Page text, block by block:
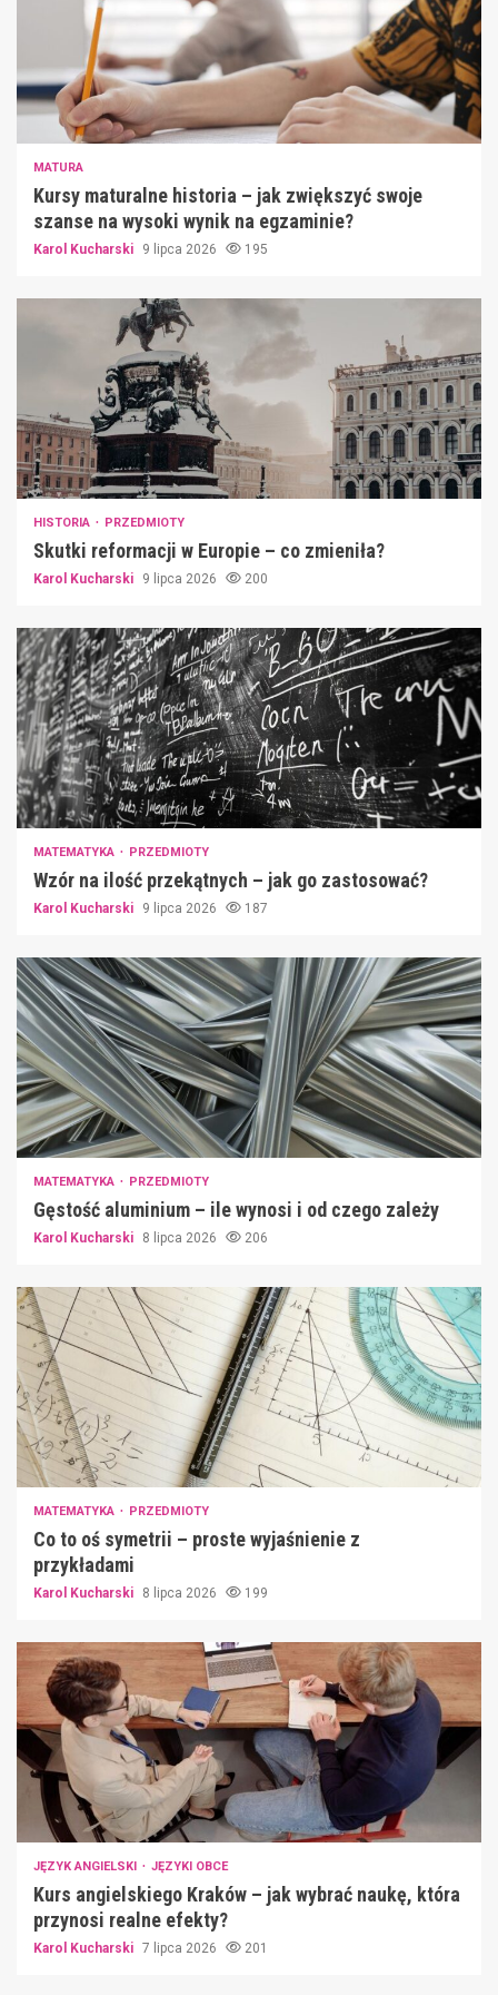
MATURA
Kursy maturalne historia – jak zwiększyć swoje
szanse na wysoki wynik na egzaminie?
Karol Kucharski 9 lipca 2026 195
HISTORIA PRZEDMIOTY
Skutki reformacji w Europie – co zmieniła?
Karol Kucharski 9 lipca 2026 200
MATEMATYKA PRZEDMIOTY
Wzór na ilość przekątnych – jak go zastosować?
Karol Kucharski 9 lipca 2026 187
MATEMATYKA PRZEDMIOTY
Gęstość aluminium – ile wynosi i od czego zależy
Karol Kucharski 8 lipca 2026 206
MATEMATYKA PRZEDMIOTY
Co to oś symetrii – proste wyjaśnienie z
przykładami
Karol Kucharski 8 lipca 2026 199
JĘZYK ANGIELSKI JĘZYKI OBCE
Kurs angielskiego Kraków – jak wybrać naukę, która
przynosi realne efekty?
Karol Kucharski 7 lipca 2026 201